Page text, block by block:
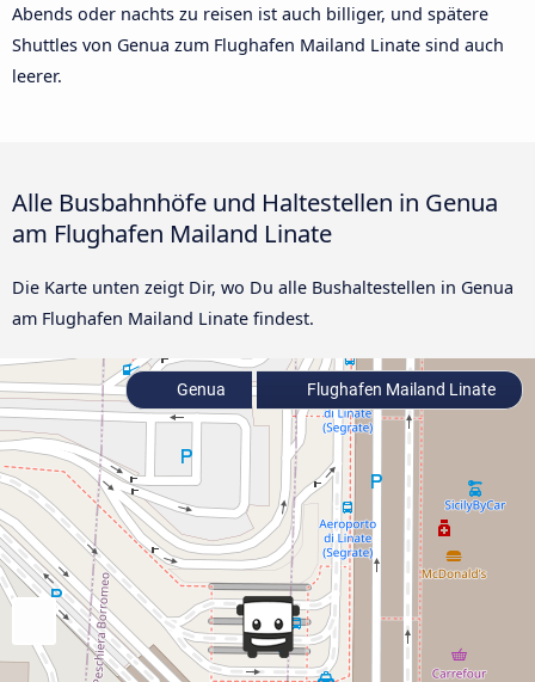
Abends oder nachts zu reisen ist auch billiger, und spätere
Shuttles von Genua zum Flughafen Mailand Linate sind auch
leerer.
Alle Busbahnhöfe und Haltestellen in Genua
am Flughafen Mailand Linate
Die Karte unten zeigt Dir, wo Du alle Bushaltestellen in Genua
am Flughafen Mailand Linate findest.
Genua Flughafen Mailand Linate